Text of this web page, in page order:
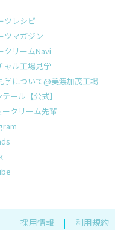
ツレシピ
ツマガジン
クリームNavi
ャル工場見学
学について@美濃加茂工場
ール【公式】
ークリーム先輩
採用情報 利用規約